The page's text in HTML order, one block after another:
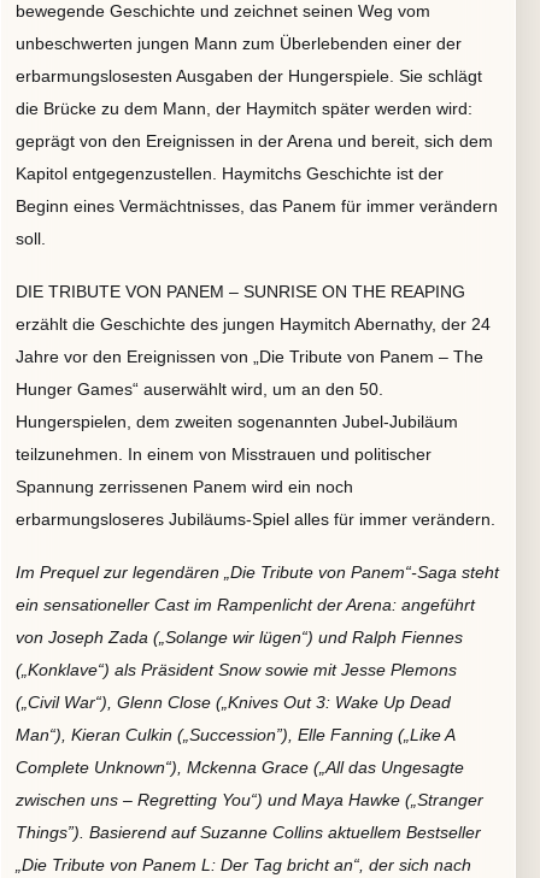
bewegende Geschichte und zeichnet seinen Weg vom
unbeschwerten jungen Mann zum Überlebenden einer der
erbarmungslosesten Ausgaben der Hungerspiele. Sie schlägt
die Brücke zu dem Mann, der Haymitch später werden wird:
geprägt von den Ereignissen in der Arena und bereit, sich dem
Kapitol entgegenzustellen. Haymitchs Geschichte ist der
Beginn eines Vermächtnisses, das Panem für immer verändern
soll.
DIE TRIBUTE VON PANEM – SUNRISE ON THE REAPING
erzählt die Geschichte des jungen Haymitch Abernathy, der 24
Jahre vor den Ereignissen von „Die Tribute von Panem – The
Hunger Games“ auserwählt wird, um an den 50.
Hungerspielen, dem zweiten sogenannten Jubel-Jubiläum
teilzunehmen. In einem von Misstrauen und politischer
Spannung zerrissenen Panem wird ein noch
erbarmungsloseres Jubiläums-Spiel alles für immer verändern.
Im Prequel zur legendären „Die Tribute von Panem“-Saga steht
ein sensationeller Cast im Rampenlicht der Arena: angeführt
von Joseph Zada („Solange wir lügen“) und Ralph Fiennes
(„Konklave“) als Präsident Snow sowie mit Jesse Plemons
(„Civil War“), Glenn Close („Knives Out 3: Wake Up Dead
Man“), Kieran Culkin („Succession”), Elle Fanning („Like A
Complete Unknown“), Mckenna Grace („All das Ungesagte
zwischen uns – Regretting You“) und Maya Hawke („Stranger
Things”). Basierend auf Suzanne Collins aktuellem Bestseller
„Die Tribute von Panem L: Der Tag bricht an“, der sich nach